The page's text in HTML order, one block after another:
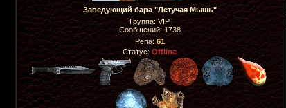
Заведующий бара "Летучая Мышь"
Группа: VIP
Сообщений:1738
Репа:61
Статус:Offline